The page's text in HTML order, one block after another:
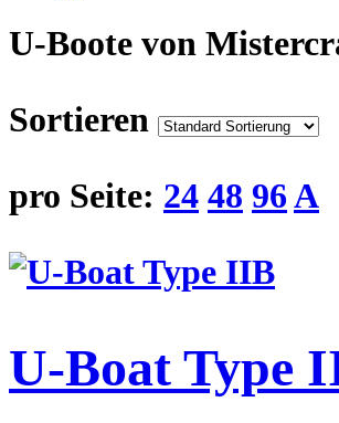
U-Boote von
Sortieren
pro Seite: 24 48 96A
U-Boat Type